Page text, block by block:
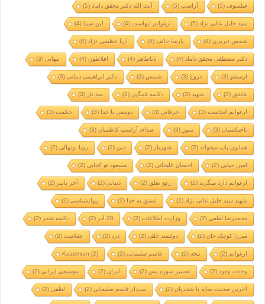
فیلسوف(5) آراسپ(5) آیت الله دکتر محقق داماد(5)
سید خلیل عالی نژاد(5) ارغوانم تنهاست(4) ابن سینا (4)
شمس تبریزی(4) پارسا خائف(4) آریا عظیمی نژاد(4)
دکتر مصطفی محقق داماد(4) باباطاهر (4) افلاطون(4) تنهایی(3)
ارسطو (3) دروغ(3) شمس(3) دکتر ابراهیمی دینانی(3)
عاشق(3) شهید(3) دکلمه غمگین(3) سه تار (3)
ارغوانم آنجاست(3) خرقانی(3) دوستی با خدا (3) حکمت(3)
تاجیکستان(3) تنبور (3) صدای آراسپ کاظمیان(3)
همایون پاپ میخواند(2) شهریار (2) دین(2) رویا نونهالی(2)
امین حیایی(2) احسان علیخانی(2) مسعود تو کجایی(2)
ارغوانم دارد میگرید(2) رفع تعلق(2) دینانی(2) آخر پاییز (2)
شهید سید خلیل عالی نژاد(2) عشق به خدا (2) روانشناسی(2)
محمدرضا لطفی(2) وزارت اطلاعات(2) 28 آذر (2) دکلمه شعر (2)
میرزا کوچک خان(2) دولتمند خلف(2) درد(2) عقلانیت(2)
ارغوانم (2) نیچه(2) قاسم سلیمانی(2)
Kazemian (2)
وحدت وجود(2) تفسیر سوره یس(2) ایران(2) موسیقی ایرانی(2)
آخرین صحبت سایه با شجریان(2) سردار قاسم سلیمانی(2) لطفی(2)